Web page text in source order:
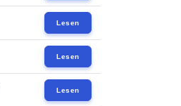
Lesen
Lesen
Lesen